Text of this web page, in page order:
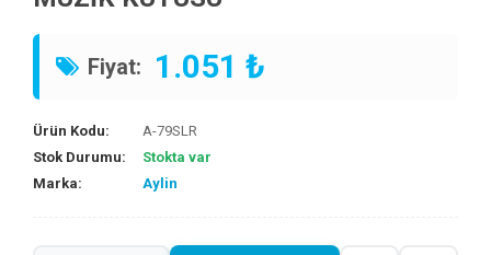
Fiyat: 1.051 ₺
Ürün Kodu:
A-79SLR
Stok Durumu:
Stokta var
Marka:
Aylin